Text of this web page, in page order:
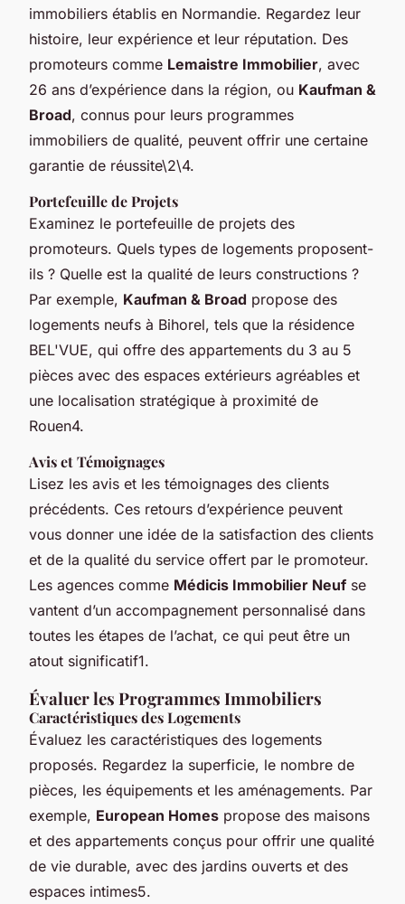
immobiliers établis en Normandie. Regardez leur
histoire, leur expérience et leur réputation. Des
promoteurs comme Lemaistre Immobilier, avec
26 ans d’expérience dans la région, ou Kaufman &
Broad, connus pour leurs programmes
immobiliers de qualité, peuvent offrir une certaine
garantie de réussite\2\4.
Portefeuille de Projets
Examinez le portefeuille de projets des
promoteurs. Quels types de logements proposent-
ils ? Quelle est la qualité de leurs constructions ?
Par exemple, Kaufman & Broad propose des
logements neufs à Bihorel, tels que la résidence
BEL'VUE, qui offre des appartements du 3 au 5
pièces avec des espaces extérieurs agréables et
une localisation stratégique à proximité de
Rouen4.
Avis et Témoignages
Lisez les avis et les témoignages des clients
précédents. Ces retours d’expérience peuvent
vous donner une idée de la satisfaction des clients
et de la qualité du service offert par le promoteur.
Les agences comme Médicis Immobilier Neufse
vantent d’un accompagnement personnalisé dans
toutes les étapes de l’achat, ce qui peut être un
atout significatif1.
Évaluer les Programmes Immobiliers
Caractéristiques des Logements
Évaluez les caractéristiques des logements
proposés. Regardez la superficie, le nombre de
pièces, les équipements et les aménagements. Par
exemple, European Homes propose des maisons
et des appartements conçus pour offrir une qualité
de vie durable, avec des jardins ouverts et des
espaces intimes5.